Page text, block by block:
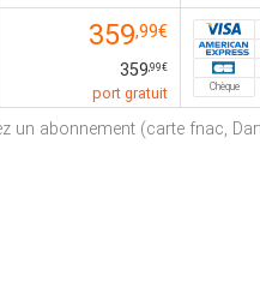
359,99€
359,99€
port gratuit Chèque
abonnement (carte fnac,